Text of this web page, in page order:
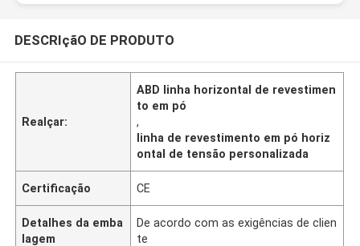
DESCRIçãO DE PRODUTO
Realçar:
ABD linha horizontal de revestimen
to em pó
,
linha de revestimento em pó horiz
ontal de tensão personalizada
Certificação CE
Detalhes da emba
lagem
De acordo com as exigências de clien
te